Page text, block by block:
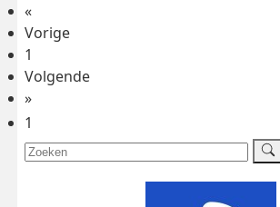
«
Vorige
1
Volgende
»
1